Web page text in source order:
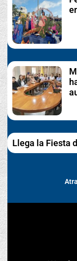
Llega la Fiesta